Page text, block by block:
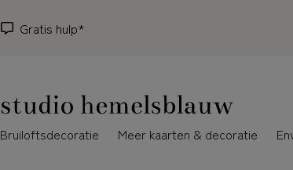
Gratis hulp*
Bruiloftsdecoratie Meer kaarten & decoratie